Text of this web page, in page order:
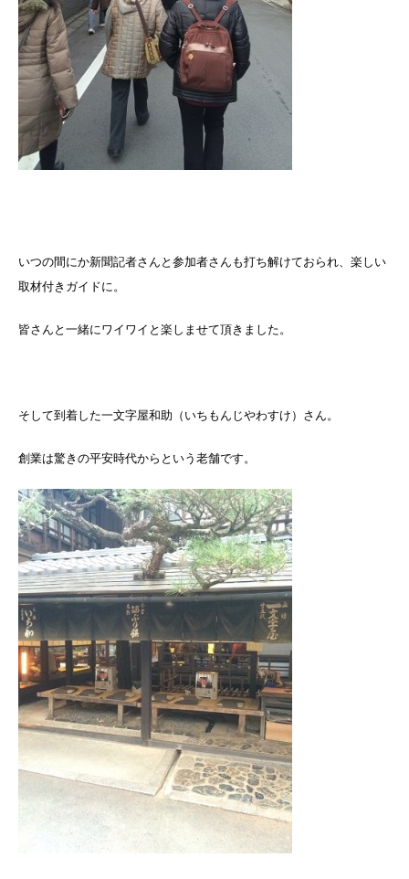
いつの間にか新聞記者さんと参加者さんも打ち解けておられ、楽しい
取材付きガイドに。
皆さんと一緒にワイワイと楽しませて頂きました。
そして到着した一文字屋和助（いちもんじやわすけ）さん。
創業は驚きの平安時代からという老舗です。